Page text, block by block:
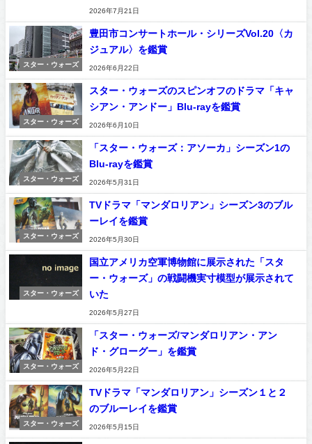
2026年7月21日
スター・ウォーズ
豊田市コンサートホール・シリーズVol.20〈カ
ジュアル〉を鑑賞
2026年6月22日
スター・ウォーズ
スター・ウォーズのスピンオフのドラマ「キャ
シアン・アンドー」Blu-rayを鑑賞
2026年6月10日
スター・ウォーズ
「スター・ウォーズ：アソーカ」シーズン1の
Blu-rayを鑑賞
2026年5月31日
スター・ウォーズ
TVドラマ「マンダロリアン」シーズン3のブル
ーレイを鑑賞
2026年5月30日
スター・ウォーズ
国立アメリカ空軍博物館に展示された「スタ
ー・ウォーズ」の戦闘機実寸模型が展示されて
いた
2026年5月27日
スター・ウォーズ
「スター・ウォーズ/マンダロリアン・アン
ド・グローグー」を鑑賞
2026年5月22日
スター・ウォーズ
TVドラマ「マンダロリアン」シーズン１と２
のブルーレイを鑑賞
2026年5月15日